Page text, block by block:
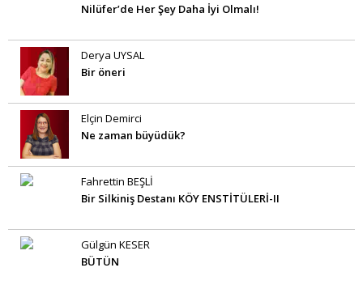
Nilüfer’de Her Şey Daha İyi Olmalı!
Derya UYSAL
Bir öneri
Elçin Demirci
Ne zaman büyüdük?
Fahrettin BEŞLİ
Bir Silkiniş Destanı KÖY ENSTİTÜLERİ-II
Gülgün KESER
BÜTÜN